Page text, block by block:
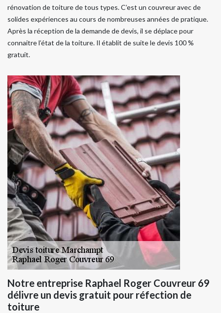
rénovation de toiture de tous types. C’est un couvreur avec de
solides expériences au cours de nombreuses années de pratique.
Après la réception de la demande de devis, il se déplace pour
connaitre l’état de la toiture. Il établit de suite le devis 100 %
gratuit.
Notre entreprise Raphael Roger Couvreur 69
délivre un devis gratuit pour réfection de
toiture